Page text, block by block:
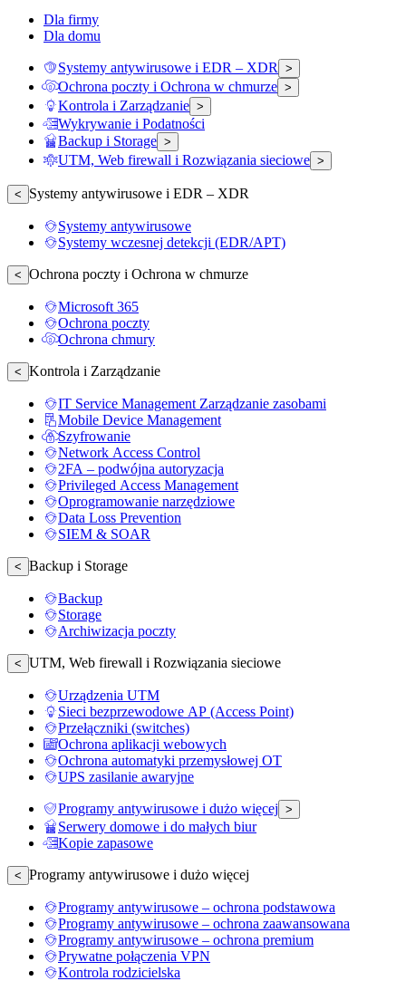
Dla firmy
Dla domu
Systemy antywirusowe i EDR – XDR >
Ochrona poczty i Ochrona w chmurze >
Kontrola i Zarządzanie >
Wykrywanie i Podatności
Backup i Storage >
UTM, Web firewall i Rozwiązania sieciowe >
< Systemy antywirusowe i EDR – XDR
Systemy antywirusowe
Systemy wczesnej detekcji (EDR/APT)
< Ochrona poczty i Ochrona w chmurze
Microsoft 365
Ochrona poczty
Ochrona chmury
< Kontrola i Zarządzanie
IT Service Management Zarządzanie zasobami
Mobile Device Management
Szyfrowanie
Network Access Control
2FA – podwójna autoryzacja
Privileged Access Management
Oprogramowanie narzędziowe
Data Loss Prevention
SIEM & SOAR
< Backup i Storage
Backup
Storage
Archiwizacja poczty
< UTM, Web firewall i Rozwiązania sieciowe
Urządzenia UTM
Sieci bezprzewodowe AP (Access Point)
Przełączniki (switches)
Ochrona aplikacji webowych
Ochrona automatyki przemysłowej OT
UPS zasilanie awaryjne
Programy antywirusowe i dużo więcej >
Serwery domowe i do małych biur
Kopie zapasowe
< Programy antywirusowe i dużo więcej
Programy antywirusowe – ochrona podstawowa
Programy antywirusowe – ochrona zaawansowana
Programy antywirusowe – ochrona premium
Prywatne połączenia VPN
Kontrola rodzicielska